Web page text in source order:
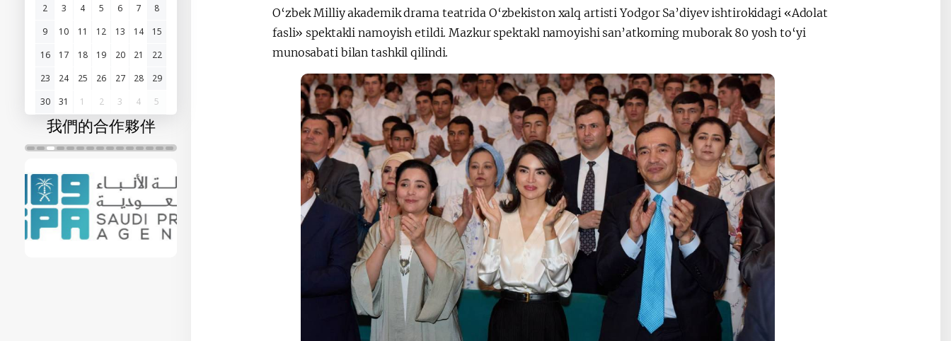
2
3 4 5 6 7
8
9
10 11 12 13 14
15
16
17 18 19 20 21
22
23
24 25 26 27 28
29
30
31 1 2 3 4 5
我們的合作夥伴
O‘zbek Milliy akademik drama teatrida O‘zbekiston xalq artisti Yodgor Sa’diyev ishtirokidagi «Adolat
fasli» spektakli namoyish etildi. Mazkur spektakl namoyishi san’atkorning muborak 80 yosh to‘yi
munosabati bilan tashkil qilindi.